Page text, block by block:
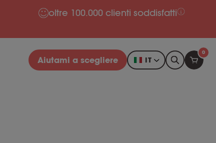
oltre 100.000 clienti soddisfatti
Aiutami a scegliere IT
0